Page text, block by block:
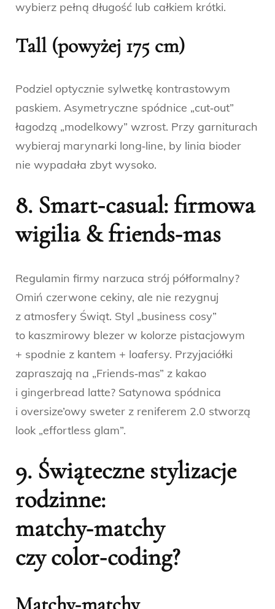
wybierz pełną długość lub całkiem krótki.
Tall (powyżej 175 cm)
Podziel optycznie sylwetkę kontrastowym
paskiem. Asymetryczne spódnice „cut‑out”
łagodzą „modelkowy” wzrost. Przy garniturach
wybieraj marynarki long‑line, by linia bioder
nie wypadała zbyt wysoko.
8. Smart‑casual: firmowa
wigilia & friends‑mas
Regulamin firmy narzuca strój półformalny?
Omiń czerwone cekiny, ale nie rezygnuj
z atmosfery Świąt. Styl „business cosy”
to kaszmirowy blezer w kolorze pistacjowym
+ spodnie z kantem + loafersy. Przyjaciółki
zapraszają na „Friends‑mas” z kakao
i gingerbread latte? Satynowa spódnica
i oversize’owy sweter z reniferem 2.0 stworzą
look „effortless glam”.
9. Świąteczne stylizacje
rodzinne:
matchy‑matchy
czy color‑coding?